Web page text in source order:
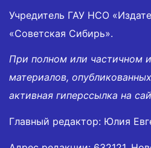
Учредитель ГАУ НСО
«Советская Сибирь».
При полном или частичном
материалов,
активная гиперссылка на
Главный редактор: Юлия